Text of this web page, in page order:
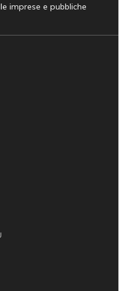
imprese e pubbliche